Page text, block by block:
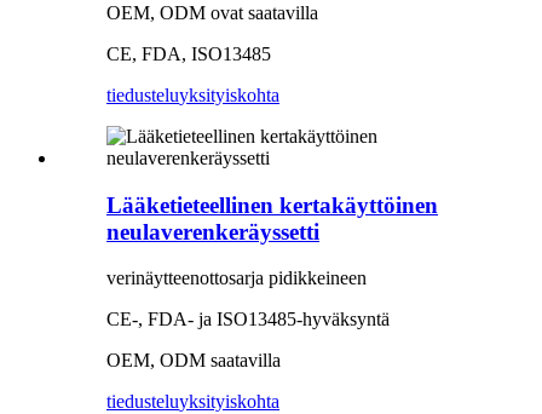
OEM, ODM ovat saatavilla
CE, FDA, ISO13485
tiedusteluyksityiskohta
Lääketieteellinen kertakäyttöinen
neulaverenkeräyssetti
verinäytteenottosarja pidikkeineen
CE-, FDA- ja ISO13485-hyväksyntä
OEM, ODM saatavilla
tiedusteluyksityiskohta